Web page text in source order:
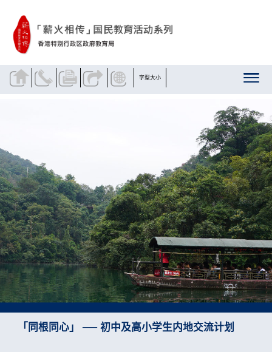
字型大小
「同根同心」 ── 初中及高小学生内地交流计划